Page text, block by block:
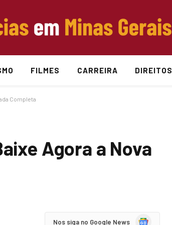
FILMES CARREIRA DIREITOS
Completa
Agora a Nova
Nos siga no Google News Google